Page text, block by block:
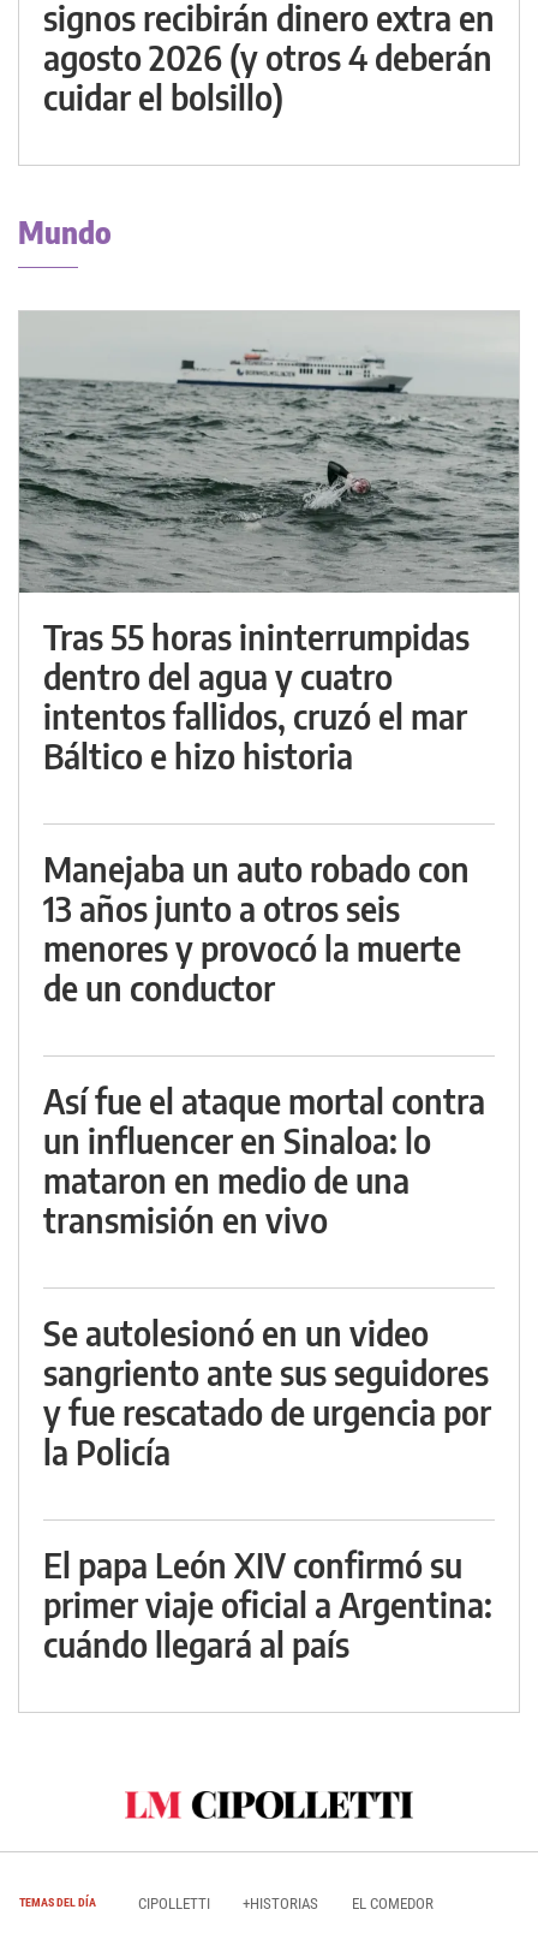
signos recibirán dinero extra en
agosto 2026 (y otros 4 deberán
cuidar el bolsillo)
Mundo
Tras 55 horas ininterrumpidas
dentro del agua y cuatro
intentos fallidos, cruzó el mar
Báltico e hizo historia
Manejaba un auto robado con
13 años junto a otros seis
menores y provocó la muerte
de un conductor
Así fue el ataque mortal contra
un influencer en Sinaloa: lo
mataron en medio de una
transmisión en vivo
Se autolesionó en un video
sangriento ante sus seguidores
y fue rescatado de urgencia por
la Policía
El papa León XIV confirmó su
primer viaje oficial a Argentina:
cuándo llegará al país
TEMAS DEL DÍA CIPOLLETTI +HISTORIAS EL COMEDOR